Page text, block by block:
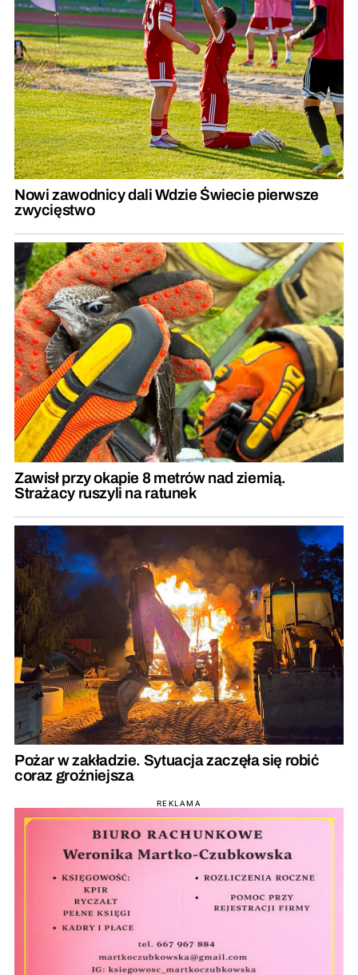
Nowi zawodnicy dali Wdzie Świecie pierwsze
zwycięstwo
Zawisł przy okapie 8 metrów nad ziemią.
Strażacy ruszyli na ratunek
Pożar w zakładzie. Sytuacja zaczęła się robić
coraz groźniejsza
REKLAMA